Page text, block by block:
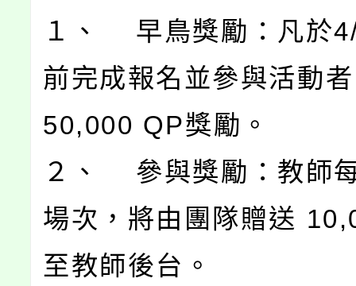
１、 早鳥獎勵：凡於
前完成報名並參與活動
50,000 QP獎勵。
２、 參與獎勵：教師
場次，將由團隊贈送
至教師後台。